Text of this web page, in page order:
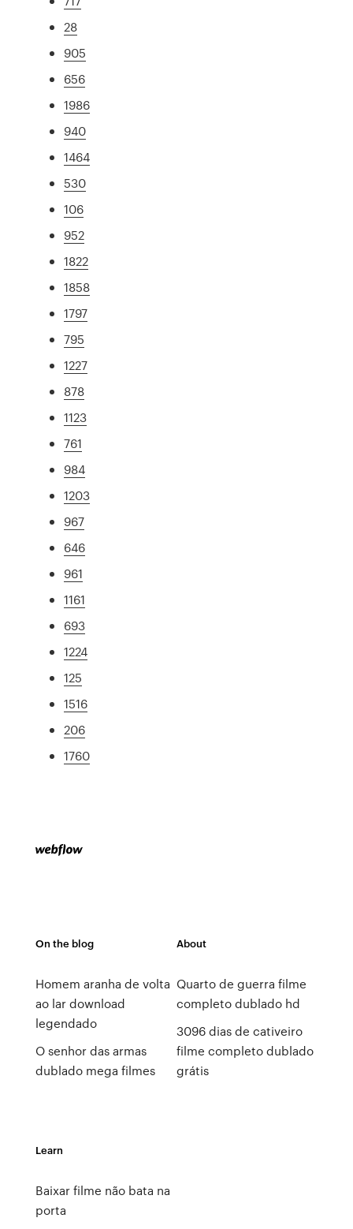
28
905
656
1986
940
1464
530
106
952
1822
1858
1797
795
1227
878
1123
761
984
1203
967
646
961
1161
693
1224
125
1516
206
1760
On the blog
Homem aranha de volta
ao lar download
legendado
O senhor das armas
dublado mega filmes
About
Quarto de guerra filme
completo dublado hd
3096 dias de cativeiro
filme completo dublado
grátis
Learn
Baixar filme não bata na
porta